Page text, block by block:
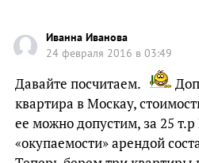
Иванна Иванова
24 февраля 2016 в 03:49
Давайте посчитаем.
квартира в Москау,
ее можно допустим, за 25 т.р
«окупаемости» арендой